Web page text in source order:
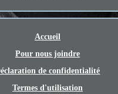
Accueil
Pour nous joindre
de confidentialité
Termes d'utilisation